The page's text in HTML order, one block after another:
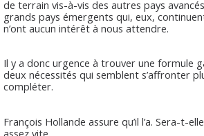
de terrain vis-à-vis des autres pays
grands pays émergents qui, eux,
n’ont aucun intérêt à nous attendre.
Il y a donc urgence à trouver une formule
deux nécessités qui semblent s’affronter
compléter.
François Hollande assure qu’il l’a. Sera-t-
assez vite…